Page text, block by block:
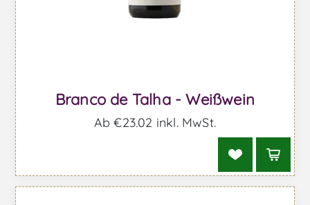
Branco de Talha - Weißwein
Ab €23,02 inkl. MwSt.